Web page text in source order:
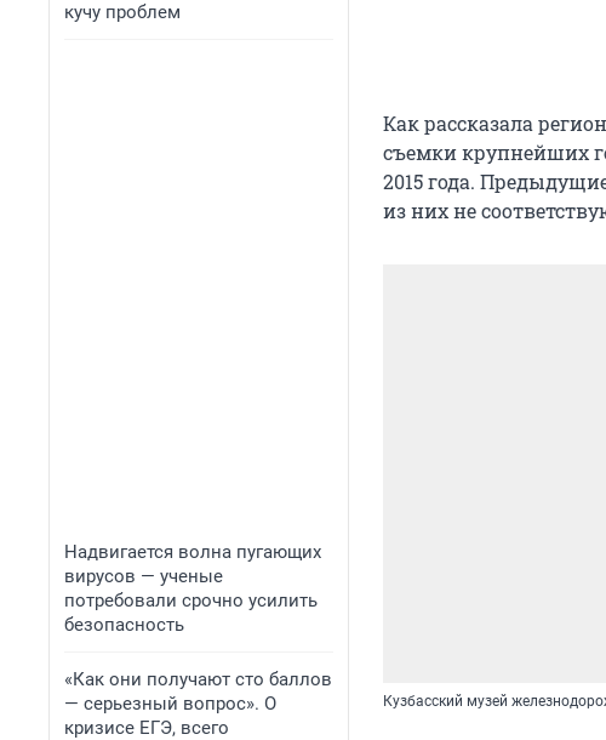
кучу проблем
Надвигается волна пугающих
вирусов — ученые
потребовали срочно усилить
безопасность
«Как они получают сто баллов
— серьезный вопрос». О
кризисе ЕГЭ, всего
Как рассказала
съемки крупнейших
2015 года.
из них не
Кузбасский музей